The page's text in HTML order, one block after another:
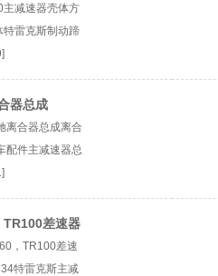
减速器壳体方
雷克斯制动蹄
方盛440主减
器总成
离合器总成离合
配件主减速器总
』
差速器
，TR100差速
特雷克斯主减